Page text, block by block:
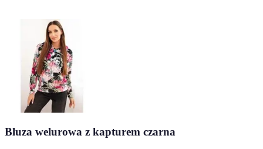
Bluza welurowa z kapturem czarna